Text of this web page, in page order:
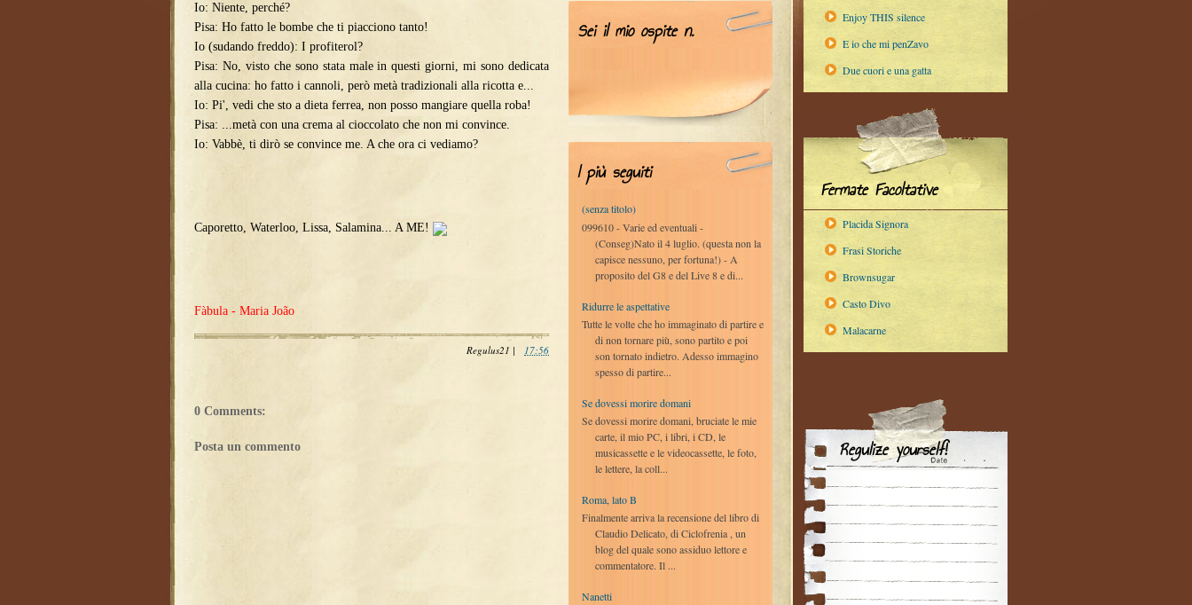
Io: Niente, perché?
Pisa: Ho fatto le bombe che ti piacciono tanto!
Io (sudando freddo): I profiterol?
Pisa: No, visto che sono stata male in questi giorni, mi sono dedicata
alla cucina: ho fatto i cannoli, però metà tradizionali alla ricotta e...
Io: Pi', vedi che sto a dieta ferrea, non posso mangiare quella roba!
Pisa: ...metà con una crema al cioccolato che non mi convince.
Io: Vabbè, ti dirò se convince me. A che ora ci vediamo?
Caporetto, Waterloo, Lissa, Salamina... A ME!
Fàbula - Maria João
Regulus21 | 17:56
0 Comments:
Posta un commento
Enjoy THIS silence
E io che mi penZavo
Due cuori e una gatta
Fermate Facoltative
Placida Signora
Frasi Storiche
Brownsugar
Casto Divo
Malacarne
Regulize yourself!
Sei il mio ospite n.
I più seguiti
(senza titolo)
099610 - Varie ed eventuali -
(Conseg)Nato il 4 luglio. (questa non la
capisce nessuno, per fortuna!) - A
proposito del G8 e del Live 8 e di...
Ridurre le aspettative
Tutte le volte che ho immaginato di partire e
di non tornare più, sono partito e poi
son tornato indietro. Adesso immagino
spesso di partire...
Se dovessi morire domani
Se dovessi morire domani, bruciate le mie
carte, il mio PC, i libri, i CD, le
musicassette e le videocassette, le foto,
le lettere, la coll...
Roma, lato B
Finalmente arriva la recensione del libro di
Claudio Delicato, di Ciclofrenia , un
blog del quale sono assiduo lettore e
commentatore. Il ...
Nanetti